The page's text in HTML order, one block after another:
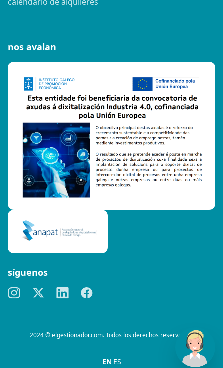
nos avalan
síguenos
2024 © elgestionador.com. Todos los derechos reservados.
EN ES